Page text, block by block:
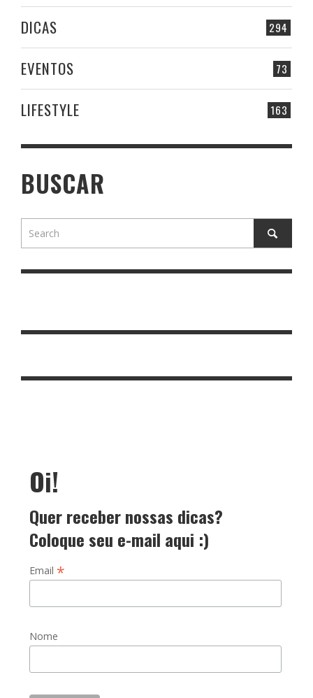
294
DICAS
73
EVENTOS
163
LIFESTYLE
BUSCAR
Oi!
Quer receber nossas dicas?
Coloque seu e-mail aqui :)
Email *
Nome